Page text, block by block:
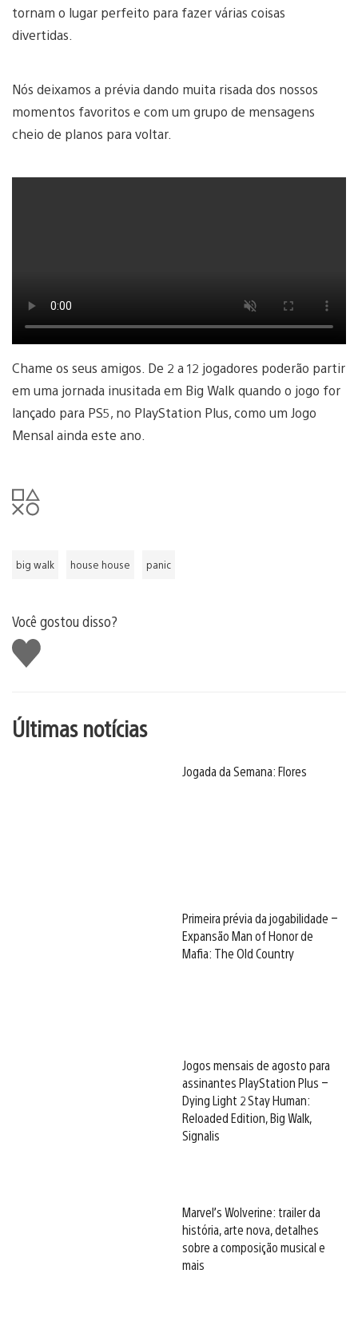
tornam o lugar perfeito para fazer várias coisas
divertidas.
Nós deixamos a prévia dando muita risada dos nossos
momentos favoritos e com um grupo de mensagens
cheio de planos para voltar.
Chame os seus amigos. De 2 a 12 jogadores poderão partir
em uma jornada inusitada em Big Walk quando o jogo for
lançado para PS5, no PlayStation Plus, como um Jogo
Mensal ainda este ano.
big walk house house panic
Você gostou disso?
Curtir
Últimas notícias
Jogada da Semana: Flores
Primeira prévia da jogabilidade –
Expansão Man of Honor de
Mafia: The Old Country
Jogos mensais de agosto para
assinantes PlayStation Plus –
Dying Light 2 Stay Human:
Reloaded Edition, Big Walk,
Signalis
Marvel’s Wolverine: trailer da
história, arte nova, detalhes
sobre a composição musical e
mais